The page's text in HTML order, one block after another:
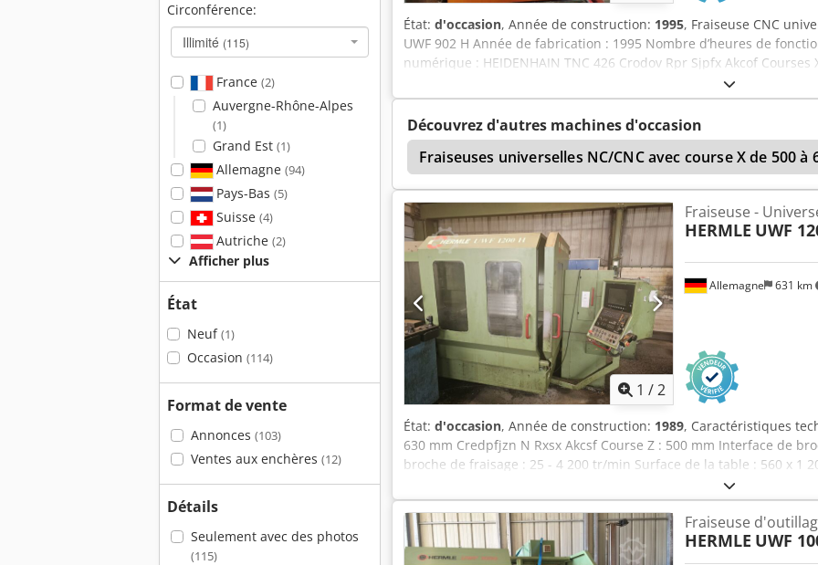
Circonférence:
Illimité (115)
France (2)
Auvergne-Rhône-Alpes
(1)
Grand Est (1)
Allemagne (94)
Pays-Bas (5)
Suisse (4)
Autriche (2)
Afficher plus
État
Neuf(1)
Occasion (114)
Format de vente
Annonces (103)
Ventes aux enchères (12)
Détails
Seulement avec des photos
(115)
État: d'occasion, Année de construction: 1995, Fraiseuse CNC
UWF 902 H Année de fabrication : 1995 Nombre d’heures de
numérique : HEIDENHAIN TNC 426 Crodov Rpr Sjpfx Akcof Courses
rotative : 900 x 458 mm Palpeur 3D Renishaw Plage de vitesses :
SK 40 Réservoir de liquide de refroidissement Puissance du
Dimensions de la machine (L x l x H) approximatives : 2 950 x 2 200
Découvrez d'autres machines d'occasion
Fraiseuses universelles NC/CNC avec course X de 500 à
Fraiseuse Universelle
1 /2
Allemagne 631 km
Fraiseuse -
HERMLE UWF
État: d'occasion, Année de construction: 1989, Caractéristiques
630 mm Credpfjzn N Rxsx Akcsf Course Z : 500 mm Interface de
broche de fraisage : 25 - 4 200 tr/min Surface de la table : 560 x 1
15 kW Poids de la machine (environ) : 4 t Encombrement (environ) :
HEIDENHAIN TNC 415 Convoyeur à copeaux différents systèmes
Fraiseuse
HERMLE UWF